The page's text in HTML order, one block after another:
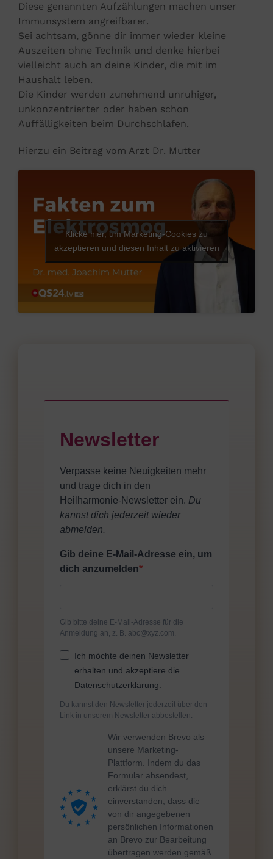
Diese genannten Aufzählungen machen unser
Immunsystem angreifbarer.
Sei achtsam, gönne dir immer wieder kleine
Auszeiten ohne Technik und denke hierbei
vielleicht auch an deine Kinder, die mit im
Haushalt leben.
Die Kinder werden zunehmend unruhiger,
unkonzentrierter oder haben schon
Auffälligkeiten beim Durchschlafen.
Hierzu ein Beitrag vom Arzt Dr. Mutter
Klicke hier, um Marketing-Cookies zu
akzeptieren und diesen Inhalt zu aktivieren
Newsletter
Verpasse keine Neuigkeiten mehr
und trage dich in den
Heilharmonie-Newsletter ein. Du
kannst dich jederzeit wieder
abmelden.
Gib deine E-Mail-Adresse ein, um
dich anzumelden
Gib bitte deine E-Mail-Adresse für die
Anmeldung an, z. B. abc@xyz.com.
Ich möchte deinen Newsletter
erhalten und akzeptiere die
Datenschutzerklärung.
Du kannst den Newsletter jederzeit über den
Link in unserem Newsletter abbestellen.
Wir verwenden Brevo als
unsere Marketing-
Plattform. Indem du das
Formular absendest,
erklärst du dich
einverstanden, dass die
von dir angegebenen
persönlichen Informationen
an Brevo zur Bearbeitung
übertragen werden gemäß